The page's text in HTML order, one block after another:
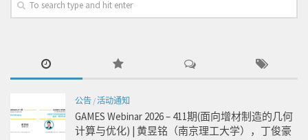
公告 /活动通知
GAMES Webinar 2026 – 411期(面向增材制造的几何
计算与优化) | 黄昱铭（南京理工大学），丁俊豪